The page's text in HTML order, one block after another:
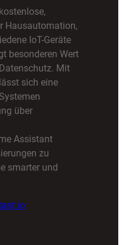
Hausautomation,
IoT-Geräte
besonderen Wert
Mit
sich eine
über
Assistant
zu
smarter und